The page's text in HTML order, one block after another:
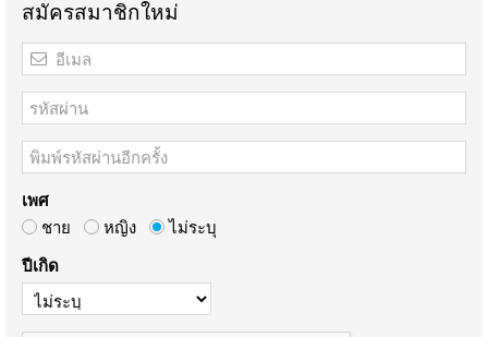
สมัครสมาชิกใหม่
เพศ
ชาย
หญิง ไม่ระบุ
ปีเกิด